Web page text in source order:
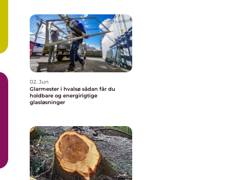
02. Jun
Glarmester i hvalsø sådan får du
holdbare og energirigtige
glasløsninger